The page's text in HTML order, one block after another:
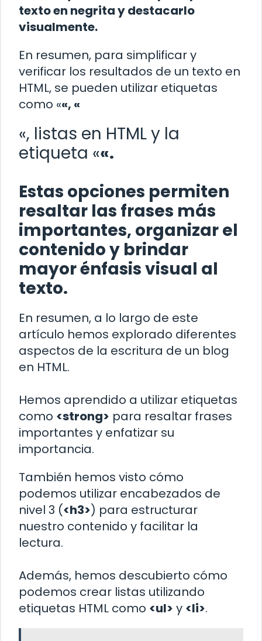
texto en negrita y destacarlo
visualmente.
En resumen, para simplificar y
verificar los resultados de un texto en
HTML, se pueden utilizar etiquetas
como ««, «
«, listas en HTML y la
etiqueta ««.
Estas opciones permiten
resaltar las frases más
importantes, organizar el
contenido y brindar
mayor énfasis visual al
texto.
En resumen, a lo largo de este
artículo hemos explorado diferentes
aspectos de la escritura de un blog
en HTML.
Hemos aprendido a utilizar etiquetas
como <strong> para resaltar frases
importantes y enfatizar su
importancia.
También hemos visto cómo
podemos utilizar encabezados de
nivel 3 (<h3>) para estructurar
nuestro contenido y facilitar la
lectura.
Además, hemos descubierto cómo
podemos crear listas utilizando
etiquetas HTML como <ul> y <li>.